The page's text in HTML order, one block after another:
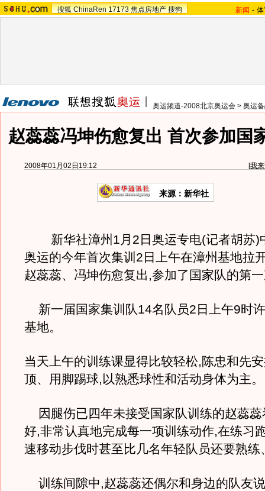
搜狐 ChinaRen 17173 焦点房地产 搜狗 新闻 -
奥运频道-2008北京奥运会 > 奥运
赵蕊蕊冯坤伤愈复出 首次参加国
2008年01月02日19:12 [我
来源：新华社
新华社漳州1月2日奥运专电(记者胡苏)
奥运的今年首次集训2日上午在漳州基地拉
赵蕊蕊、冯坤伤愈复出,参加了国家队的第
新一届国家集训队14名队员2日上午9时
基地。
当天上午的训练课显得比较轻松,陈忠和先
顶、用脚踢球,以熟悉球性和活动身体为主。
因腿伤已四年未接受国家队训练的赵蕊蕊
好,非常认真地完成每一项训练动作,在练习
速移动步伐时甚至比几名年轻队员还要熟练
训练间隙中,赵蕊蕊还偶尔和身边的队友